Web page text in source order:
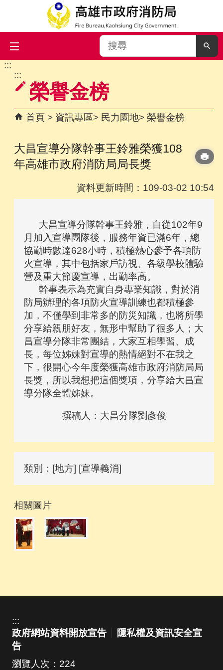
跳到主要內容區塊
搜
尋
:::
:::
榮譽金榜
首頁 資訊專區 民力園地 榮譽金榜
大昌宣導分隊幹事王鈴雅榮獲108
年高雄市政府消防局局長獎
資料更新時間：109-03-02 10:54
大昌宣導分隊幹事王鈴雅，自從102年9
月加入宣導團隊後，服務年資已滿6年，總
協勤時數達628小時，積極熱心參予各項防
火宣導，其中包括家戶訪視、各級學校體驗
營及重大節慶宣導，出勤率高。
幹事表示為充實自身專業知識，對於消
防局辦理的各項防火宣導訓練也都積極參
加，不僅學到非常多的防災知識，也將所學
分享給親朋好友，無形中幫助了很多人；大
昌宣導分隊非常團結，大家互相學習、成
長，每位姊妹對宣導的熱情絕對不在我之
下，很開心今年度榮獲高雄市政府消防局局
長獎，所以我想把這個獎項，分享給大昌宣
導分隊全體姊妹。
撰稿人：大昌分隊劉彥俊
類別：[地方] [宣導義消]
相關圖片
:::
政府網站資料開放宣告
隱私權及資訊安全宣
告
瀏覽人次： 224